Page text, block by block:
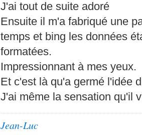
J'ai tout de suite adoré
Ensuite il m'a fabriqué une
temps et bing les données
formatées.
Impressionnant à mes yeux.
Et c'est là qu'a germé l'idée
J'ai même la sensation qu'il
Jean-Luc